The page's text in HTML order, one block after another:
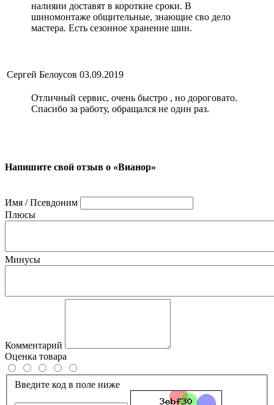
налияии доставят в короткие сроки. В
шиномонтаже общительные, знающие сво дело
мастера. Есть сезонное хранение шин.
Сергей Белоусов 03.09.2019
Отличный сервис, очень быстро , но дороговато.
Спасибо за работу, обращался не один раз.
Напишите свой отзыв о «Вианор»
Имя / Псевдоним
Плюсы
Минусы
Комментарий
Оценка товара
Введите код в поле ниже